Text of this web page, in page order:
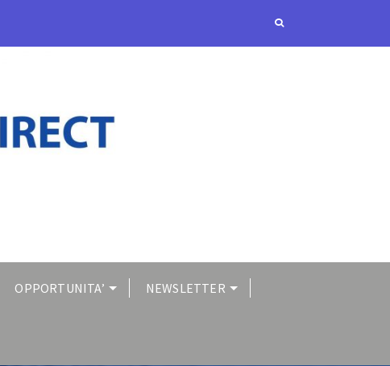
OPPORTUNITA’ NEWSLETTER